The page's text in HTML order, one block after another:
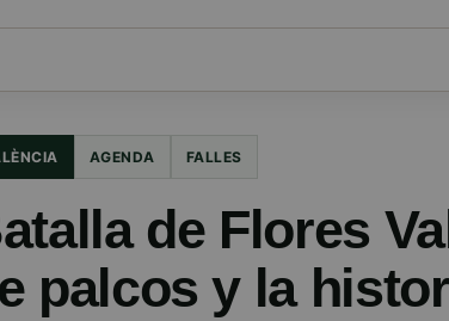
AGENDA FALLES
de Flores
palcos y la